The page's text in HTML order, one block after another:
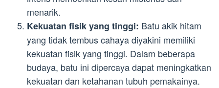
menarik.
Kekuatan fisik yang tinggi: Batu akik hitam
yang tidak tembus cahaya diyakini memiliki
kekuatan fisik yang tinggi. Dalam beberapa
budaya, batu ini dipercaya dapat meningkatkan
kekuatan dan ketahanan tubuh pemakainya.